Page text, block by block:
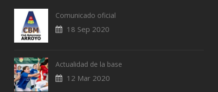
Comunicado oficial
18 Sep 2020
Actualidad de la base
12 Mar 2020